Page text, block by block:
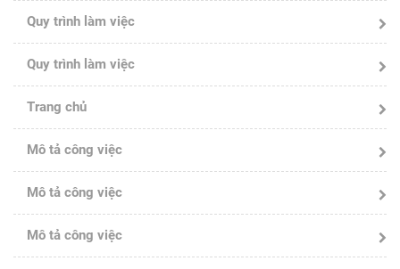
Quy trình làm việc
Quy trình làm việc
Trang chủ
Mô tả công việc
Mô tả công việc
Mô tả công việc